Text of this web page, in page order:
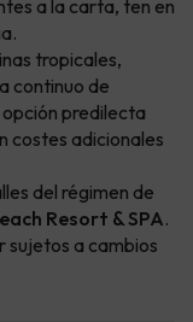
a la carta, ten en
tropicales,
continuo de
predilecta
costes adicionales
del régimen de
Resort & SPA.
sujetos a cambios